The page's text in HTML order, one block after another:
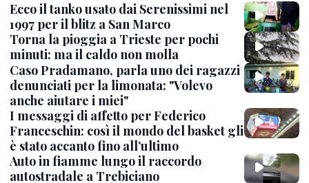
Ecco il tanko usato dai Serenissimi nel
1997 per il blitz a San Marco
Torna la pioggia a Trieste per pochi
minuti: ma il caldo non molla
Caso Pradamano, parla uno dei ragazzi
denunciati per la limonata: "Volevo
anche aiutare i miei"
I messaggi di affetto per Federico
Franceschin: così il mondo del basket gli
è stato accanto fino all’ultimo
Auto in fiamme lungo il raccordo
autostradale a Trebiciano